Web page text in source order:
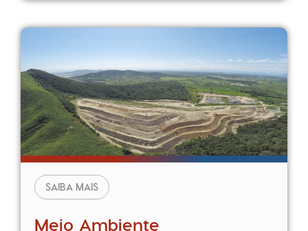
SAIBA MAIS
Meio Ambiente